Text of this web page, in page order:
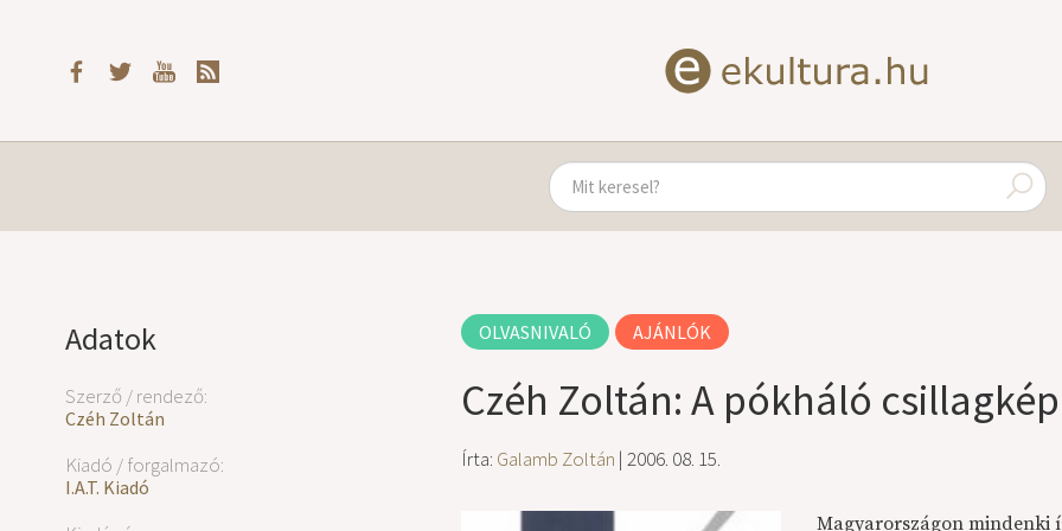
Adatok
Szerző / rendező:
Czéh Zoltán
Kiadó / forgalmazó:
I.A.T. Kiadó
OLVASNIVALÓ AJÁNLÓK
Czéh Zoltán: A pókháló csillagkép
Írta: Galamb Zoltán | 2006. 08. 15.
Magyarországon mindenki